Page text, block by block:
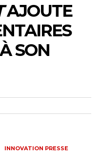
AJOUTE
SON
INNOVATION PRESSE